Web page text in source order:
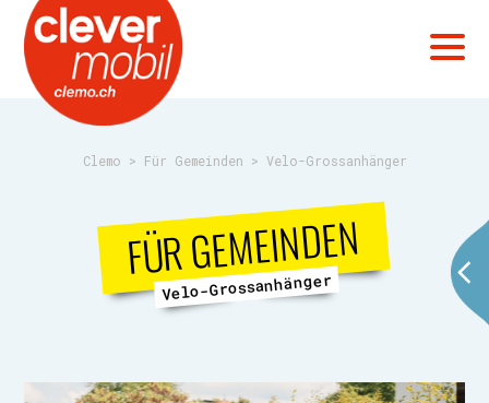
Clemo > Für Gemeinden > Velo-Grossanhänger
FÜR GEMEINDEN
Velo-Grossanhänger